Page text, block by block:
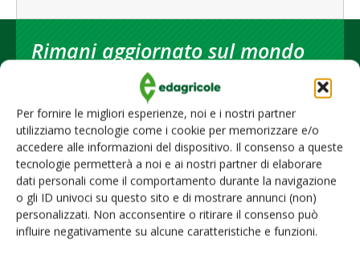
Per fornire le migliori esperienze, noi e i nostri partner
utilizziamo tecnologie come i cookie per memorizzare e/o
accedere alle informazioni del dispositivo. Il consenso a queste
tecnologie permetterà a noi e ai nostri partner di elaborare
dati personali come il comportamento durante la navigazione
o gli ID univoci su questo sito e di mostrare annunci (non)
personalizzati. Non acconsentire o ritirare il consenso può
influire negativamente su alcune caratteristiche e funzioni.
Rimani aggiornato sul mondo
dell’agricoltura
Iscriviti alle nostre newsletter